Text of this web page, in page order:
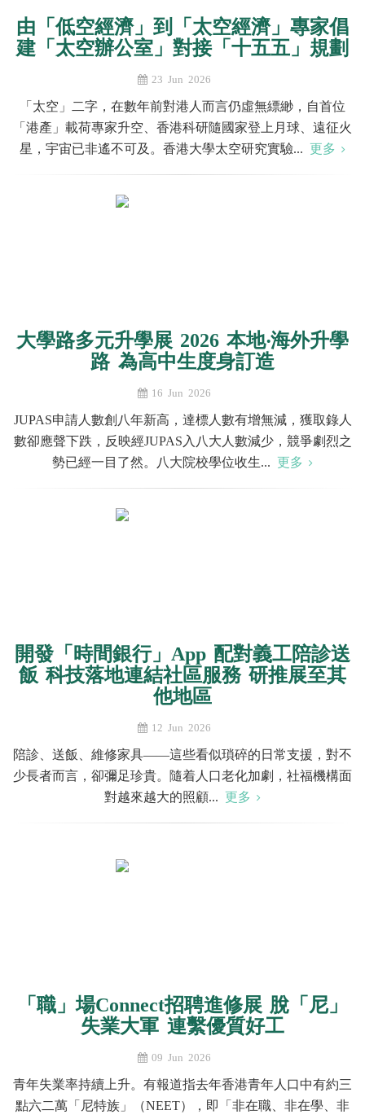
由「低空經濟」到「太空經濟」專家倡
建「太空辦公室」對接「十五五」規劃
23 Jun 2026
「太空」二字，在數年前對港人而言仍虛無縹緲，自首位
「港產」載荷專家升空、香港科研隨國家登上月球、遠征火
星，宇宙已非遙不可及。香港大學太空研究實驗... 更多
大學路多元升學展 2026 本地‧海外升學
路 為高中生度身訂造
16 Jun 2026
JUPAS申請人數創八年新高，達標人數有增無減，獲取錄人
數卻應聲下跌，反映經JUPAS入八大人數減少，競爭劇烈之
勢已經一目了然。八大院校學位收生... 更多
開發「時間銀行」App 配對義工陪診送
飯 科技落地連結社區服務 研推展至其
他地區
12 Jun 2026
陪診、送飯、維修家具——這些看似瑣碎的日常支援，對不
少長者而言，卻彌足珍貴。隨着人口老化加劇，社福機構面
對越來越大的照顧... 更多
「職」場Connect招聘進修展 脫「尼」
失業大軍 連繫優質好工
09 Jun 2026
青年失業率持續上升。有報道指去年香港青年人口中有約三
點六二萬「尼特族」（NEET），即「非在職、非在學、非